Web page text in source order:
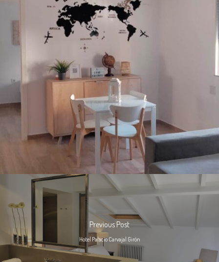
Previous Post
Hotel Palacio Carvajal Girón